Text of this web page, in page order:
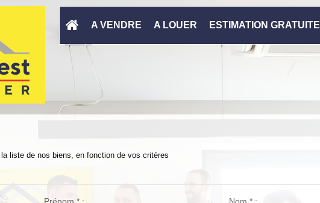
A VENDRE A LOUER ESTIMATION GRATUITE
liste de nos biens, en fonction de vos critères